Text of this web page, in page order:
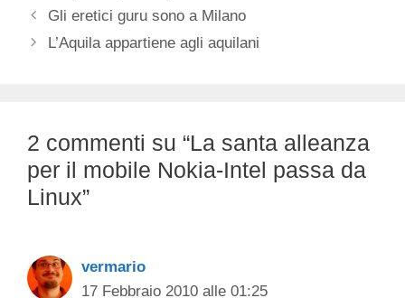
Gli eretici guru sono a Milano
L’Aquila appartiene agli aquilani
2 commenti su “La santa alleanza
per il mobile Nokia-Intel passa da
Linux”
vermario
17 Febbraio 2010 alle 01:25